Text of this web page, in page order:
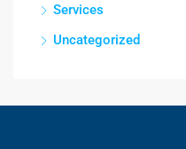
Services
Uncategorized